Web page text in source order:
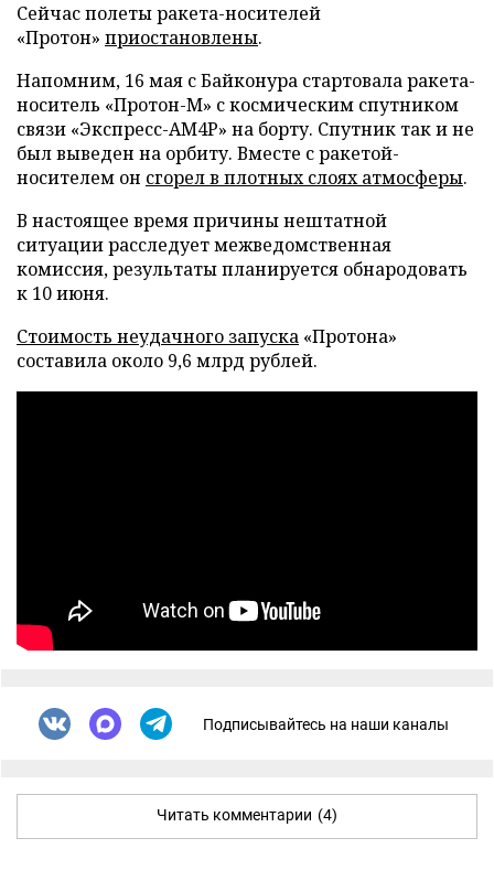
Сейчас полеты ракета-носителей
«Протон» приостановлены.
Напомним, 16 мая с Байконура стартовала ракета-
носитель «Протон-М» с космическим спутником
связи «Экспресс-АМ4Р» на борту. Спутник так и не
был выведен на орбиту. Вместе с ракетой-
носителем он сгорел в плотных слоях атмосферы.
В настоящее время причины нештатной
ситуации расследует межведомственная
комиссия, результаты планируется обнародовать
к 10 июня.
Стоимость неудачного запуска «Протона»
составила около 9,6 млрд рублей.
Подписывайтесь на наши каналы
Читать комментарии (4)